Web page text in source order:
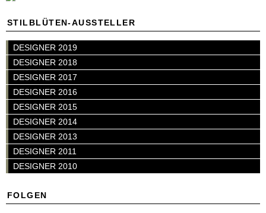
STILBLÜTEN-AUSSTELLER
DESIGNER 2019
DESIGNER 2018
DESIGNER 2017
DESIGNER 2016
DESIGNER 2015
DESIGNER 2014
DESIGNER 2013
DESIGNER 2011
DESIGNER 2010
FOLGEN